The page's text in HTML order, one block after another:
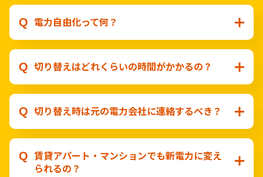
電力自由化って何？
切り替えはどれくらいの時間がかかるの？
切り替え時は元の電力会社に連絡するべき？
賃貸アパート・マンションでも新電力に変え
られるの？